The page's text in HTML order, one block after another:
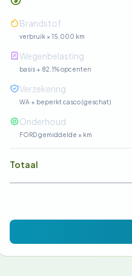
Brandstof
verbruik × 15.000 km
Wegenbelasting
basis + 82.1% opcenten
Verzekering
WA + beperkt casco (geschat)
Onderhoud
FORD gemiddelde × km
Totaal